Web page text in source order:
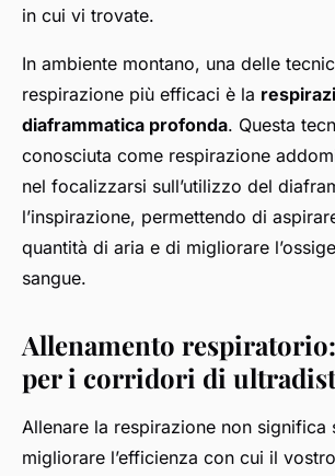
in cui vi trovate.
In ambiente montano, una delle
respirazione più efficaci è la
diaframmatica profonda. Questa
conosciuta come respirazione
nel focalizzarsi sull’utilizzo del
l’inspirazione, permettendo di
quantità di aria e di migliorare
sangue.
Allenamento
per i corridori di
Allenare la respirazione non significa
migliorare l’efficienza con cui il